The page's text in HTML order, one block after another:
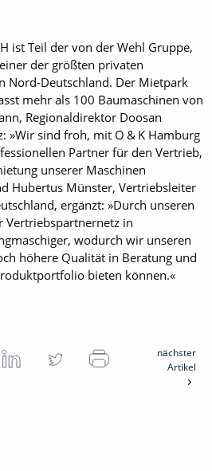
ist Teil der von der Wehl Gruppe,
der größten privaten
Nord-Deutschland. Der Mietpark
mehr als 100 Baumaschinen von
Regionaldirektor Doosan
»Wir sind froh, mit O & K Hamburg
Partner für den Vertrieb,
unserer Maschinen
Hubertus Münster, Vertriebsleiter
ergänzt: »Durch unseren
Vertriebspartnernetz in
wodurch wir unseren
höhere Qualität in Beratung und
bieten können.«
nächster
Artikel